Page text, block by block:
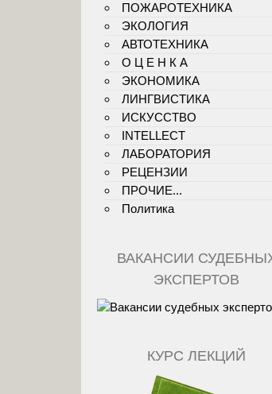
ПОЖАРОТЕХНИКА
ЭКОЛОГИЯ
АВТОТЕХНИКА
О Ц Е Н К А
ЭКОНОМИКА
ЛИНГВИСТИКА
ИСКУССТВО
INTELLECT
ЛАБОРАТОРИЯ
РЕЦЕНЗИИ
ПРОЧИЕ...
Политика
ВАКАНСИИ
ЭКСПЕРТОВ
КУРС ЛЕКЦИЙ